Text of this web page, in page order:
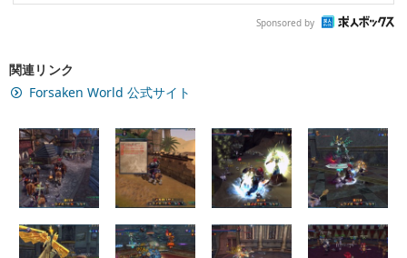
Sponsored by
関連リンク
Forsaken World 公式サイト